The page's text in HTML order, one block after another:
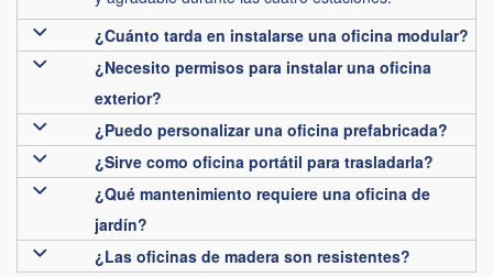
¿Cuánto tarda en instalarse una oficina modular?
¿Necesito permisos para instalar una oficina
exterior?
¿Puedo personalizar una oficina prefabricada?
¿Sirve como oficina portátil para trasladarla?
¿Qué mantenimiento requiere una oficina de
jardín?
¿Las oficinas de madera son resistentes?